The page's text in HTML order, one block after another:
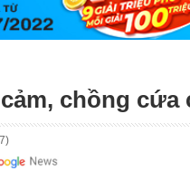
chồng cứa